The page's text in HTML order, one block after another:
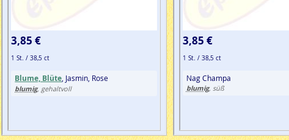
3,85 €
1 St. / 38,5 ct
Blume, Blüte , Jasmin, Rose
blumig, gehaltvoll
3,85 €
1 St. / 38,5 ct
Nag Champa
blumig, süß